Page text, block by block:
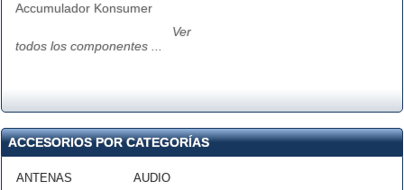
Accumulador Konsumer
Ver
todos los componentes ...
ACCESORIOS POR CATEGORÍAS
ANTENAS
AUDIO